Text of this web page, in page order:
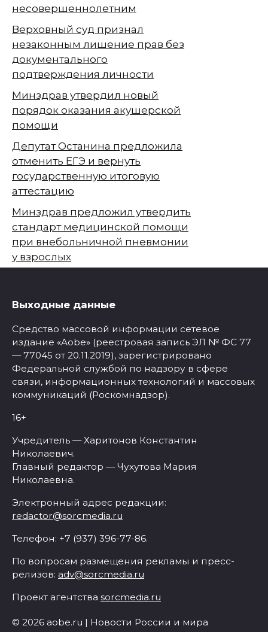
несовершеннолетним
Верховный суд признал
незаконным лишение прав без
документального
подтверждения личности
Минздрав утвердил новый
порядок оказания акушерской
помощи
Депутат Останина предложила
отменить ЕГЭ и вернуть
государственную итоговую
аттестацию
Минздрав предложил утвердить
стандарт медицинской помощи
при внебольничной пневмонии
у взрослых
Выходные данные
Средство массовой информации сетевое
издание «Aobe» (реестровая запись ЭЛ № ФС 77
— 77045 от 20.11.2019), зарегистрировано
Федеральной службой по надзору в сфере
связи, информационных технологий и массовых
коммуникаций (Роскомнадзор).
16+
Учредитель — Харитонов Константин
Николаевич.
Главный редактор — Чухутова Мария
Николаевна.
Электронный адрес редакции:
redactor@sorcmedia.ru
Телефон: +7 (937) 396-77-86.
По вопросам размещения рекламы и пресс-
релизов: adv@sorcmedia.ru
Проект агентства sorcmedia.ru
© 2026 aobe.ru | Новости России и мира